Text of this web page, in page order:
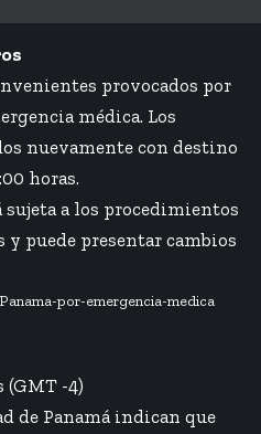
provocados por
médica. Los
nuevamente con destino
horas.
sujeta a los procedimientos
y puede presentar cambios
por-emergencia-medica
(GMT -4)
de Panamá indican que